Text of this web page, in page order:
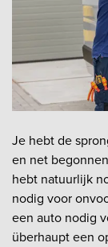
Je hebt de
en net
hebt natuurlijk
nodig voor
een auto nodig
überhaupt een